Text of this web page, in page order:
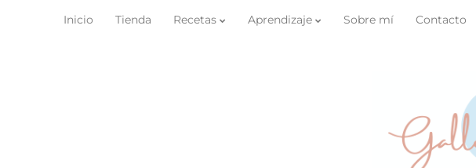
Inicio Tienda Recetas Aprendizaje Sobre mí Contacto